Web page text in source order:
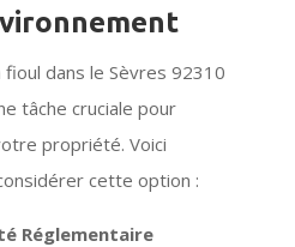
fioul dans le Sèvres 92310
tâche cruciale pour
propriété. Voici
cette option :
Réglementaire